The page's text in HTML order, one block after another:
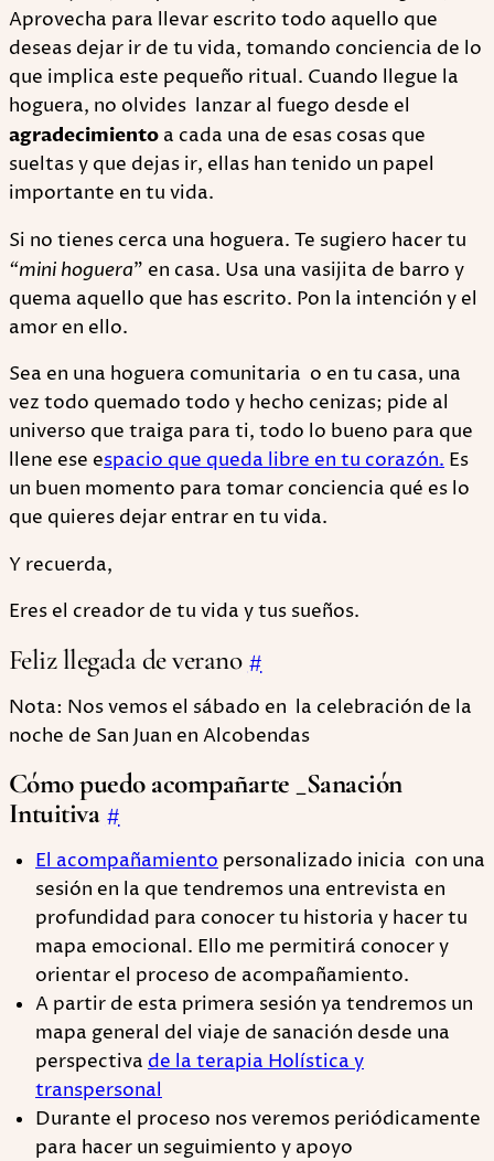
Aprovecha para llevar escrito todo aquello que
deseas dejar ir de tu vida, tomando conciencia de lo
que implica este pequeño ritual. Cuando llegue la
hoguera, no olvides lanzar al fuego desde el
agradecimiento a cada una de esas cosas que
sueltas y que dejas ir, ellas han tenido un papel
importante en tu vida.
Si no tienes cerca una hoguera. Te sugiero hacer tu
“mini hoguera” en casa. Usa una vasijita de barro y
quema aquello que has escrito. Pon la intención y el
amor en ello.
Sea en una hoguera comunitaria o en tu casa, una
vez todo quemado todo y hecho cenizas; pide al
universo que traiga para ti, todo lo bueno para que
llene ese espacio que queda libre en tu corazón. Es
un buen momento para tomar conciencia qué es lo
que quieres dejar entrar en tu vida.
Y recuerda,
Eres el creador de tu vida y tus sueños.
Feliz llegada de verano #
Nota: Nos vemos el sábado en la celebración de la
noche de San Juan en Alcobendas
Cómo puedo acompañarte _Sanación
Intuitiva #
El acompañamiento personalizado inicia con una
sesión en la que tendremos una entrevista en
profundidad para conocer tu historia y hacer tu
mapa emocional. Ello me permitirá conocer y
orientar el proceso de acompañamiento.
A partir de esta primera sesión ya tendremos un
mapa general del viaje de sanación desde una
perspectiva de la terapia Holística y
transpersonal
Durante el proceso nos veremos periódicamente
para hacer un seguimiento y apoyo